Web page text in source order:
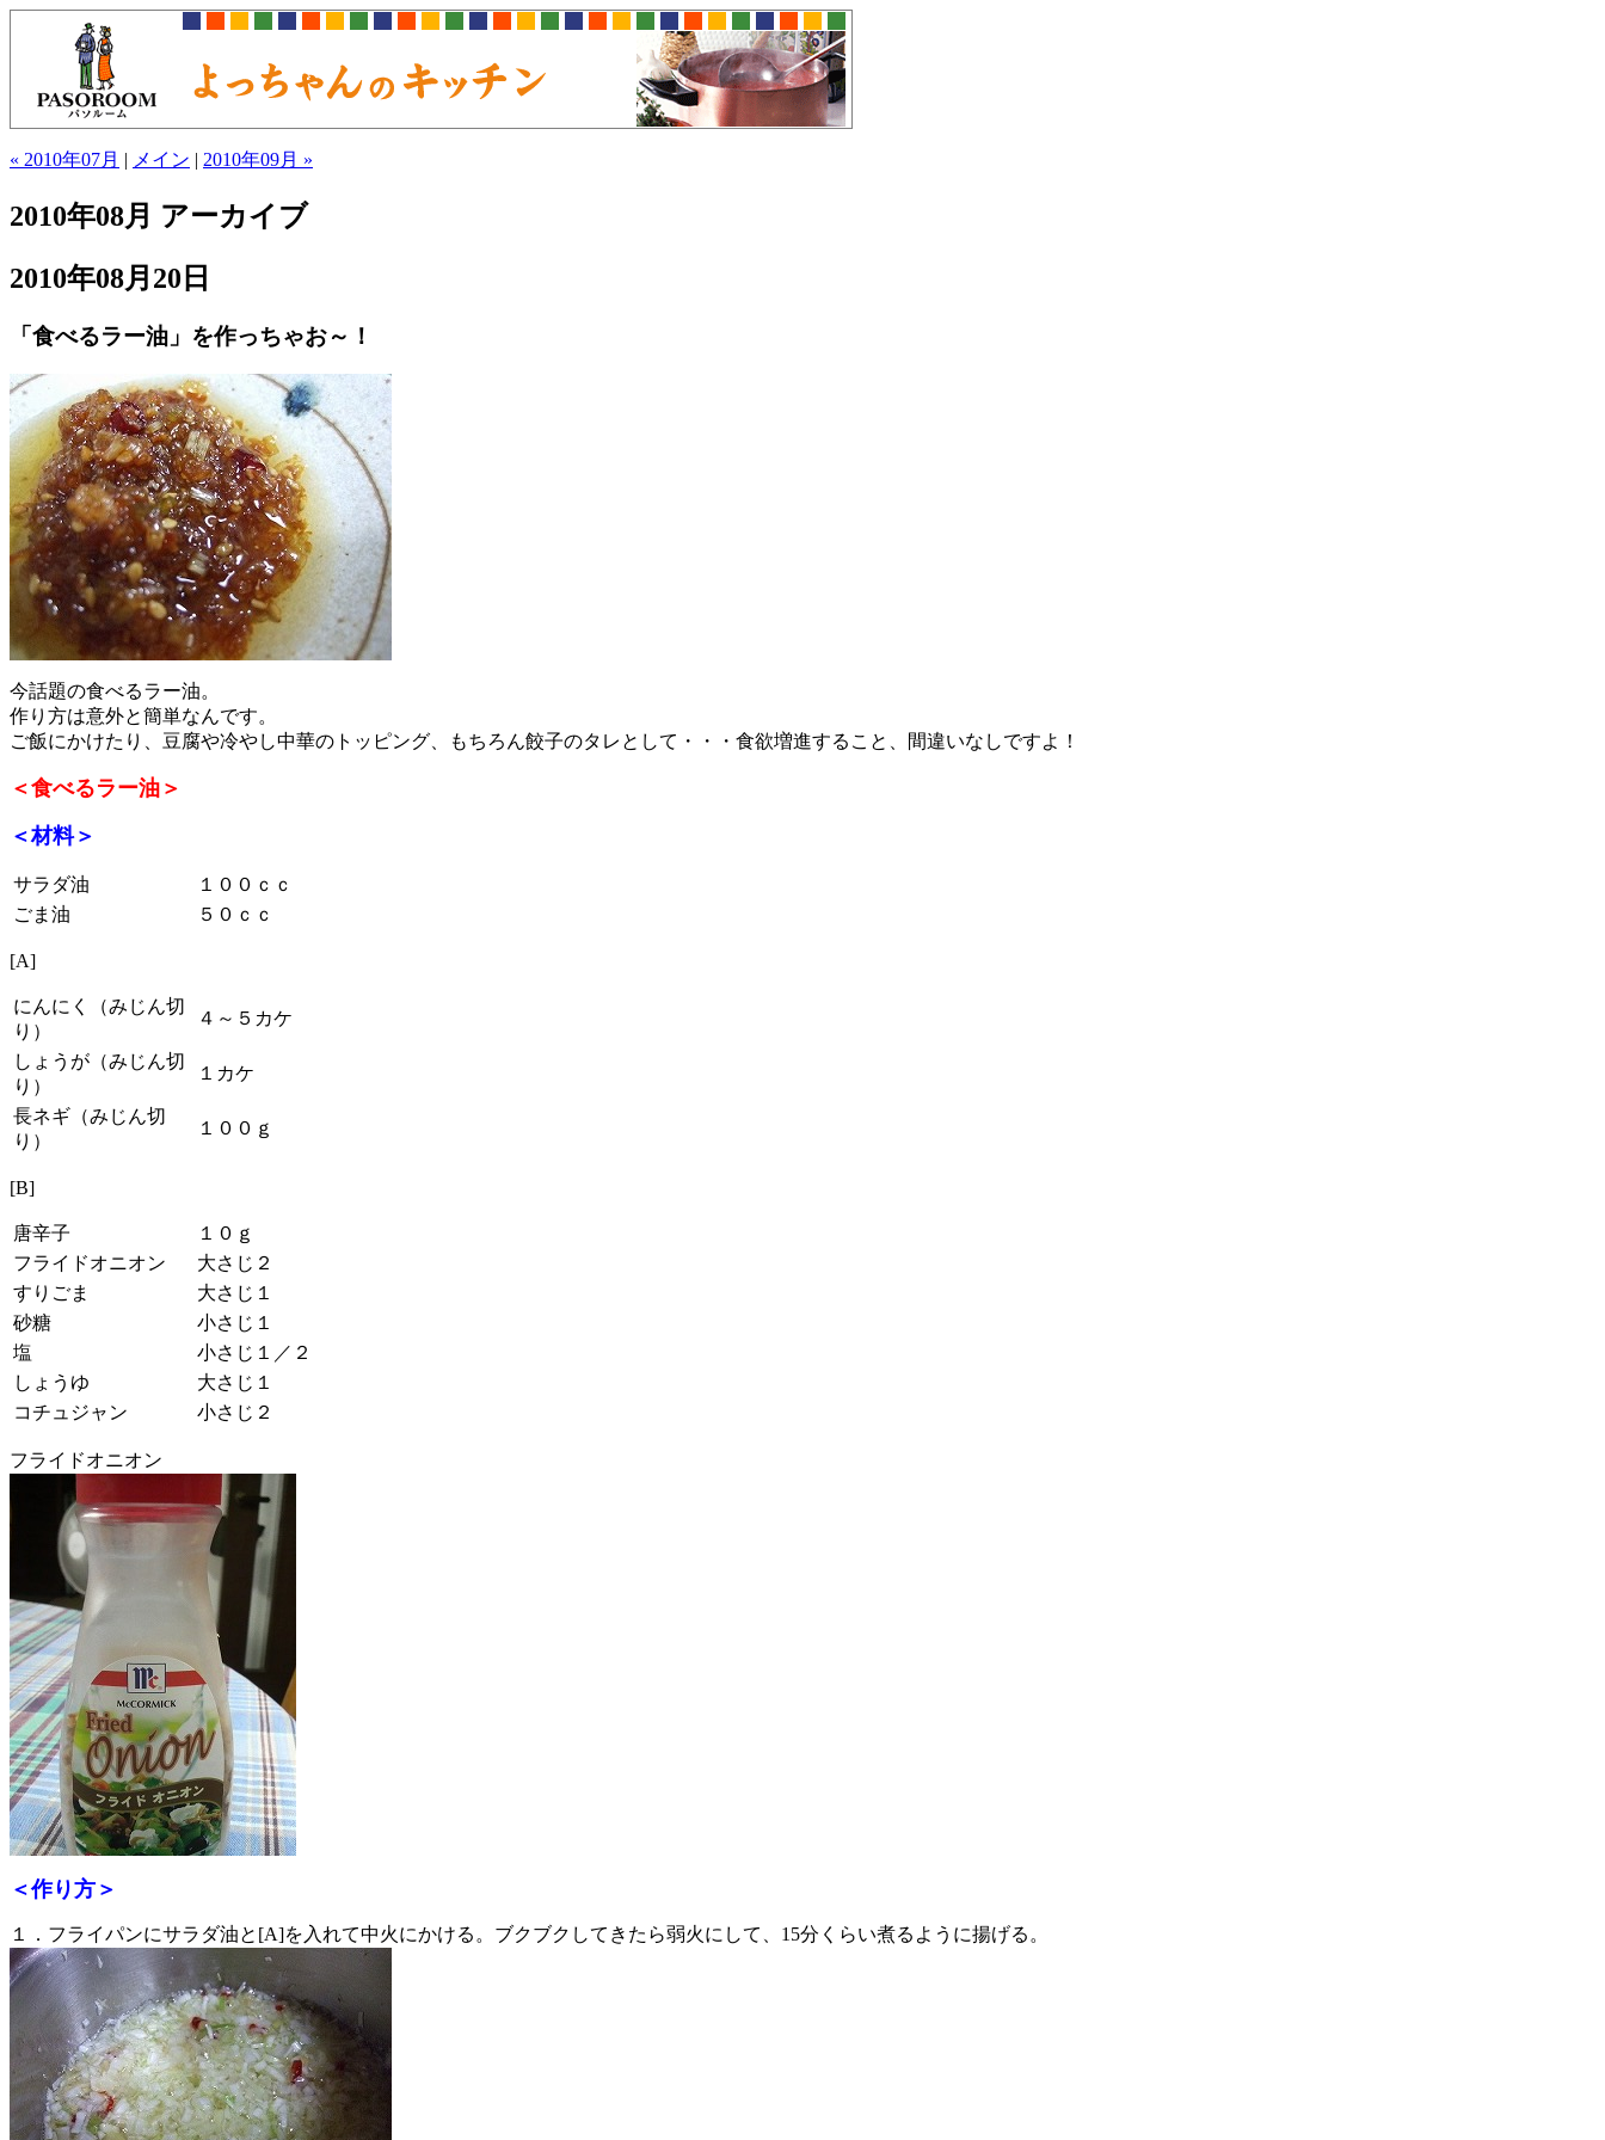
« 2010年07月 | メイン | 2010年09月 »
2010年08月 アーカイブ
2010年08月20日
「食べるラー油」を作っちゃお～！
今話題の食べるラー油。
作り方は意外と簡単なんです。
ご飯にかけたり、豆腐や冷やし中華のトッピング、もちろん餃子のタレとして・・・食欲増進すること、間違いなしですよ！
＜食べるラー油＞
＜材料＞
サラダ油
１００ｃｃ
ごま油
５０ｃｃ
[A]
にんにく（みじん切
り）
４～５カケ
しょうが（みじん切
り）
１カケ
長ネギ（みじん切
り）
１００ｇ
[B]
唐辛子
１０ｇ
フライドオニオン
大さじ２
すりごま
大さじ１
砂糖
小さじ１
塩
小さじ１／２
しょうゆ
大さじ１
コチュジャン
小さじ２
フライドオニオン
＜作り方＞
１．フライパンにサラダ油と[A]を入れて中火にかける。ブクブクしてきたら弱火にして、15分くらい煮るように揚げる。